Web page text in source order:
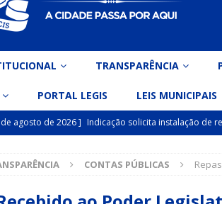
TRANSPARÊNCIA
PORTAL LEGIS LEIS MUNICIPAIS
agosto de 2026 ] Indicação solicita instalação de
DESTAQUE
de julho de 2026 ]
Vereador Belo Gazineu
CONTAS PÚBLICAS